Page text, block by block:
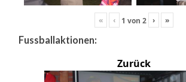
« ‹ 1 von 2 › »
Fussballaktionen:
Zurück